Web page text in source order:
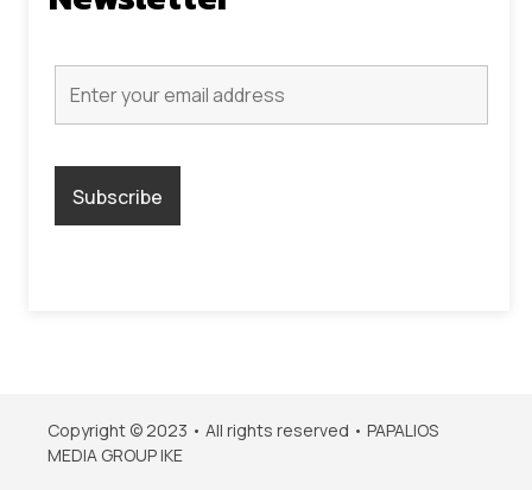
Copyright © 2023 • All rights reserved • PAPALIOS
MEDIA GROUP IKE